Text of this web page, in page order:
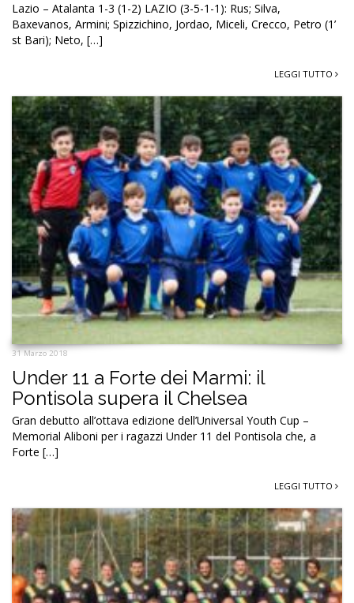
Lazio – Atalanta 1-3 (1-2) LAZIO (3-5-1-1): Rus; Silva,
Baxevanos, Armini; Spizzichino, Jordao, Miceli, Crecco, Petro (1’
st Bari); Neto, […]
LEGGI TUTTO
31 Marzo 2018
Under 11 a Forte dei Marmi: il
Pontisola supera il Chelsea
Gran debutto all’ottava edizione dell’Universal Youth Cup –
Memorial Aliboni per i ragazzi Under 11 del Pontisola che, a
Forte […]
LEGGI TUTTO